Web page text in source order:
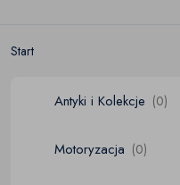
Start
Antyki i Kolekcje (0)
Motoryzacja (0)